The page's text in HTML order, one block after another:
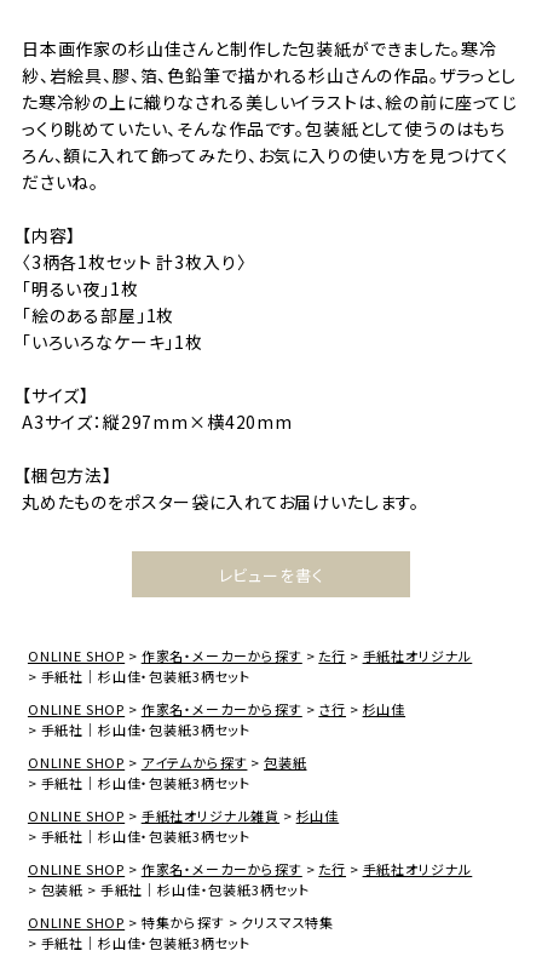
日本画作家の杉山佳さんと制作した包装紙ができました。寒冷
紗、岩絵具、膠、箔、色鉛筆で描かれる杉山さんの作品。ザラっとし
た寒冷紗の上に織りなされる美しいイラストは、絵の前に座ってじ
っくり眺めていたい、そんな作品です。包装紙として使うのはもち
ろん、額に入れて飾ってみたり、お気に入りの使い方を見つけてく
ださいね。
【内容】
〈3柄各1枚セット 計3枚入り〉
「明るい夜」1枚
「絵のある部屋」1枚
「いろいろなケーキ」1枚
【サイズ】
A3サイズ：縦297mm×横420mm
【梱包方法】
丸めたものをポスター袋に入れてお届けいたします。
レビューを書く
ONLINE SHOP 作家名・メーカーから探す た行
手紙社オリジナル
手紙社｜杉山佳・包装紙3柄セット
ONLINE SHOP
作家名・メーカーから探す さ行
杉山佳
手紙社｜杉山佳・包装紙3柄セット
ONLINE SHOP
アイテムから探す
包装紙
手紙社｜杉山佳・包装紙3柄セット
ONLINE SHOP
手紙社オリジナル雑貨
杉山佳
手紙社｜杉山佳・包装紙3柄セット
ONLINE SHOP
作家名・メーカーから探す た行
手紙社オリジナル
包装紙
手紙社｜杉山佳・包装紙3柄セット
ONLINE SHOP
特集から探す
クリスマス特集
手紙社｜杉山佳・包装紙3柄セット